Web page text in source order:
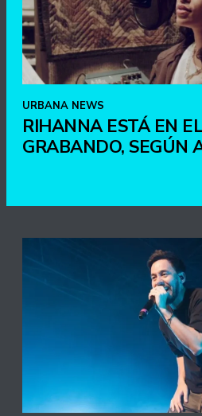
URBANA NEWS
RIHANNA ESTÁ EN
GRABANDO, SEGÚN